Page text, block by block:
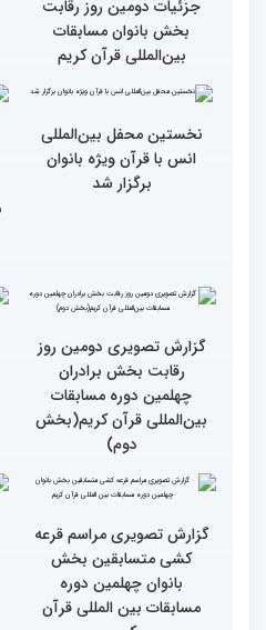
قاری آفریقایی: مسابقات
کشورهای زیادی رفته‌ام اما
حضور در ایران آرزویم بود
چهلمین دوره مسابقات
بین‌المللی قرآن کریم(بخش
جزئیات دومین روز رقابت
بخش بانوان مسابقات
بین‌المللی قرآن کریم
نخستین محفل بین‌المللی
انس با قرآن ویژه بانوان
برگزار شد